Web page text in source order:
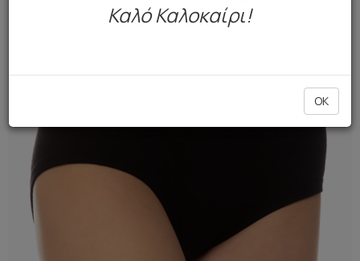
Καλό Καλοκαίρι!
OK